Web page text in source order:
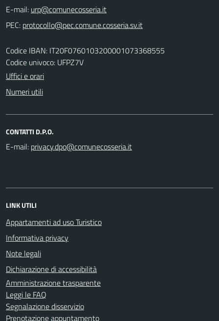
E-mail:
PEC:
Codice IBAN: IT20F0760103200001073368555
Codice univoco: UFPZ7V
Uffici e orari
Numeri utili
CONTATTI D.P.O.
E-mail:
LINK UTILI
Appartamenti ad uso Turistico
Informativa privacy
Note legali
Dichiarazione di accessibilità
Amministrazione trasparente
Leggi le FAQ
Segnalazione disservizio
Prenotazione appuntamento